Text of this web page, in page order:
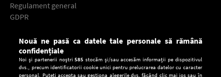
Regulament general
GDPR
Descarcă gratuit aplicaţia Europa FM pentru smartphone:
Nouă ne pasă ca datele tale personale să rămână
confidențiale
Noi și partenerii noștri585 stocăm și/sau accesăm informații pe dispozitivul
dvs., precum identificatorii cookie unici pentru prelucrarea datelor cu caracter
personal. Puteți accepta sau gestiona alegerile dvs. făcând clic mai jos sau în